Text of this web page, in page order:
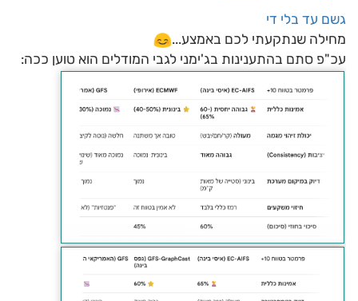
גשם עד בלי די
מחילה שנתקעתי לכם באמצע...
עכ"פ סתם בהתענינות בג'ימני לגבי המודלים הוא טוען ככה: